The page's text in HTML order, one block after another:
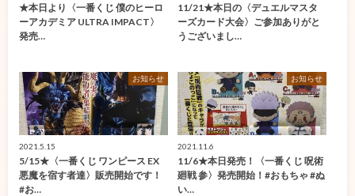
★本日より〈一番くじ 僕のヒーロ
ーアカデミア ULTRA IMPACT〉
発売…
11/21★本日の〈デュエルマスタ
ーズカード大会〉ご参加ありがと
うございまし…
お知らせ
2021.5.15
5/15★〈一番くじ ワンピース EX
悪魔を宿す者達〉販売開始です！
#お…
お知らせ
2021.11.6
11/6★本日発売！〈一番くじ 呪術
廻戦 参〉発売開始！#おもちゃ #ぬ
い…